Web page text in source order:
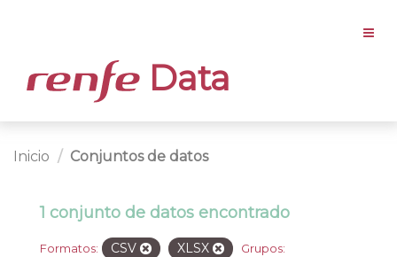
Data
Inicio Conjuntos de datos
1 conjunto de datos encontrado
Formatos: CSV XLSX Grupos: